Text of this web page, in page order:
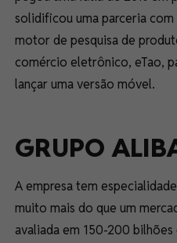
solidificou uma parceria com
motor de pesquisa de
comércio eletrônico, eTao,
lançar uma versão móvel.
GRUPO
A empresa tem
muito mais do que um
avaliada em 150-200